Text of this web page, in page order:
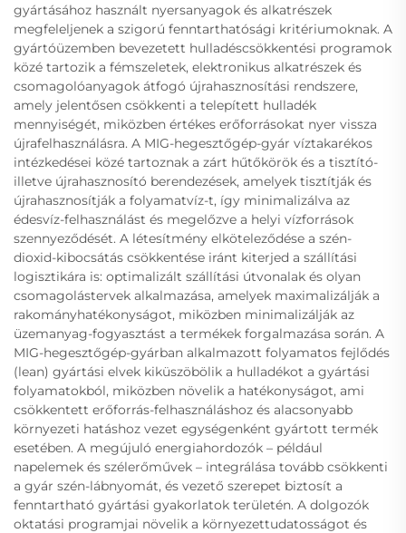
gyártásához használt nyersanyagok és alkatrészek
megfeleljenek a szigorú fenntarthatósági kritériumoknak. A
gyártóüzemben bevezetett hulladéscsökkentési programok
közé tartozik a fémszeletek, elektronikus alkatrészek és
csomagolóanyagok átfogó újrahasznosítási rendszere,
amely jelentősen csökkenti a telepített hulladék
mennyiségét, miközben értékes erőforrásokat nyer vissza
újrafelhasználásra. A MIG-hegesztőgép-gyár víztakarékos
intézkedései közé tartoznak a zárt hűtőkörök és a tisztító-
illetve újrahasznosító berendezések, amelyek tisztítják és
újrahasznosítják a folyamatvíz-t, így minimalizálva az
édesvíz-felhasználást és megelőzve a helyi vízforrások
szennyeződését. A létesítmény elköteleződése a szén-
dioxid-kibocsátás csökkentése iránt kiterjed a szállítási
logisztikára is: optimalizált szállítási útvonalak és olyan
csomagolástervek alkalmazása, amelyek maximalizálják a
rakományhatékonyságot, miközben minimalizálják az
üzemanyag-fogyasztást a termékek forgalmazása során. A
MIG-hegesztőgép-gyárban alkalmazott folyamatos fejlődés
(lean) gyártási elvek kiküszöbölik a hulladékot a gyártási
folyamatokból, miközben növelik a hatékonyságot, ami
csökkentett erőforrás-felhasználáshoz és alacsonyabb
környezeti hatáshoz vezet egységenként gyártott termék
esetében. A megújuló energiahordozók – például
napelemek és szélerőművek – integrálása tovább csökkenti
a gyár szén-lábnyomát, és vezető szerepet biztosít a
fenntartható gyártási gyakorlatok területén. A dolgozók
oktatási programjai növelik a környezettudatosságot és